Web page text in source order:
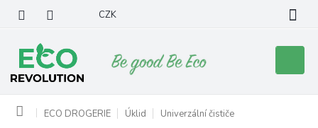
obsah
CZK
košík
Domů ECO DROGERIE Úklid Univerzální čističe